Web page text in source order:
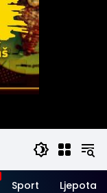
Sport Ljepota i